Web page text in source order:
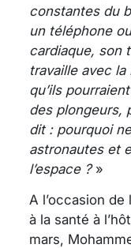
constantes du
un téléphone
cardiaque, son
travaille avec
qu’ils
des plongeurs,
dit : pourquoi
astronautes et
l’espace ? »
A l’occasion de
à la santé à
mars,